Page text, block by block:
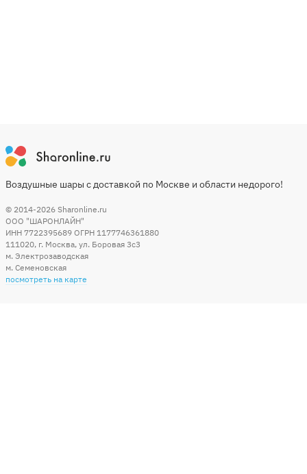
Воздушные шары с доставкой по Москве и области недорого!
© 2014-2026 Sharonline.ru
ООО "ШАРОНЛАЙН"
ИНН 7722395689 ОГРН 1177746361880
111020, г. Москва, ул. Боровая 3c3
м. Электрозаводская
м. Семеновская
посмотреть на карте